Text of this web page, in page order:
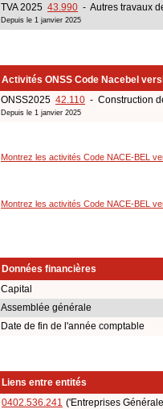
TVA 2025 43.990 - Autres travaux
Depuis le 1 janvier 2025
Activités ONSS Code Nacebel
ONSS2025 42.110 - Construction
Depuis le 1 janvier 2025
Montrez les activités Code NACE-BEL
Montrez les activités Code NACE-BEL
Données financières
Capital
Assemblée générale
Date de fin de l'année comptable
Liens entre entités
0402.536.241 ('Entreprises